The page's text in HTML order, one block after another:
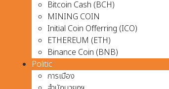
Bitcoin Cash (BCH)
MINING COIN
Initial Coin Offerring (ICO)
ETHEREUM (ETH)
Binance Coin (BNB)
Politic
การเมือง